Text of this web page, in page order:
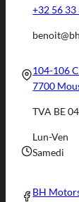
+32 56 33
104-106
7700
TVA BE
Lun-Ven
Samedi
BH